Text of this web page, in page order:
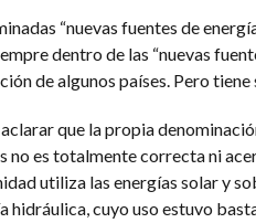
“nuevas fuentes de
dentro de las “nuevas
de algunos países. Pero
que la propia
no es totalmente correcta ni
utiliza las energías solar y
hidráulica, cuyo uso estuvo